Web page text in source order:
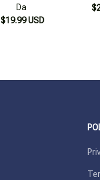
Da
$19.99 USD